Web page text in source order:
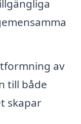
av
till både
skapar